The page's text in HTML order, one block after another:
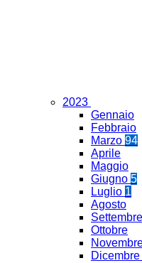
2023
Gennaio
Febbraio
Marzo 94
Aprile
Maggio
Giugno 5
Luglio 1
Agosto
Settembre
Ottobre
Dicembre